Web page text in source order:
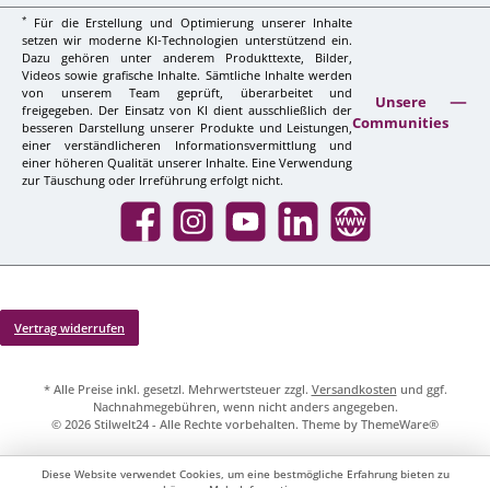
*
Für die Erstellung und Optimierung unserer Inhalte
setzen wir moderne KI-Technologien unterstützend ein.
Dazu gehören unter anderem Produkttexte, Bilder,
Videos sowie grafische Inhalte. Sämtliche Inhalte werden
von unserem Team geprüft, überarbeitet und
freigegeben. Der Einsatz von KI dient ausschließlich der
besseren Darstellung unserer Produkte und Leistungen,
einer verständlicheren Informationsvermittlung und
einer höheren Qualität unserer Inhalte. Eine Verwendung
zur Täuschung oder Irreführung erfolgt nicht.
Unsere
Communities
Facebook InstagramYouTube LinkedIn Website
Vertrag widerrufen
* Alle Preise inkl. gesetzl. Mehrwertsteuer zzgl. Versandkosten und ggf.
Nachnahmegebühren, wenn nicht anders angegeben.
© 2026 Stilwelt24 - Alle Rechte vorbehalten. Theme by ThemeWare®
Diese Website verwendet Cookies, um eine bestmögliche Erfahrung bieten zu